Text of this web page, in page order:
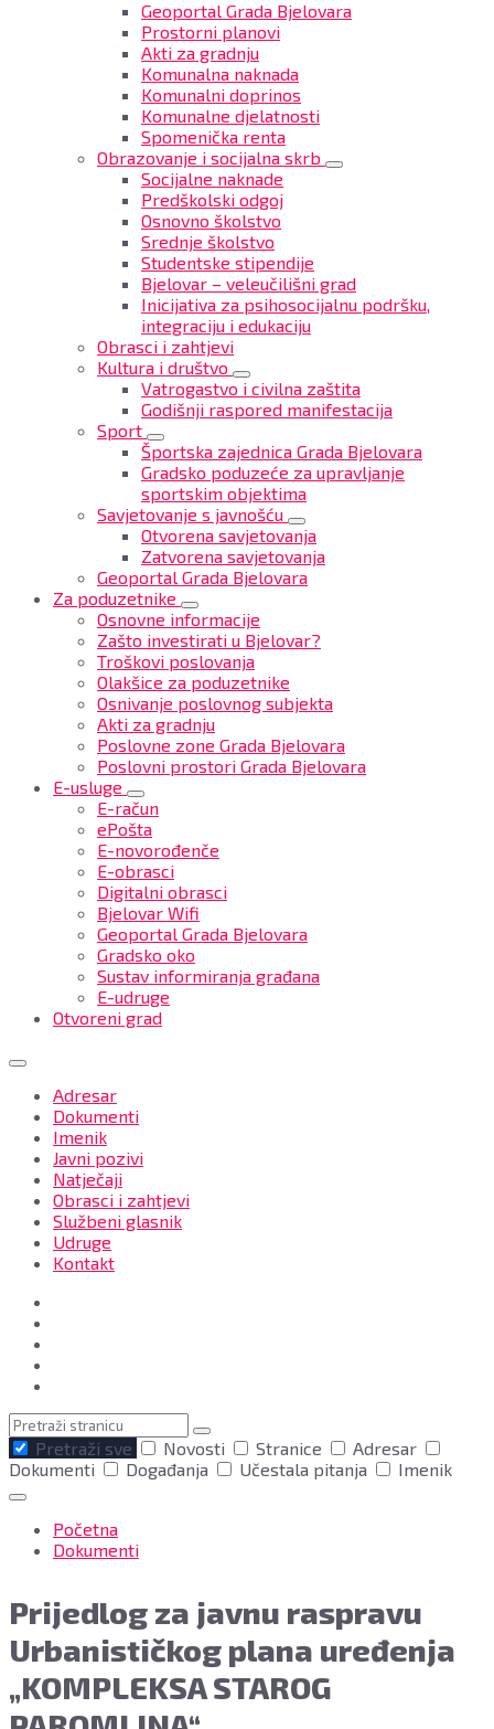
Geoportal Grada Bjelovara
Prostorni planovi
Akti za gradnju
Komunalna naknada
Komunalni doprinos
Komunalne djelatnosti
Spomenička renta
Obrazovanje i socijalna skrb
Socijalne naknade
Predškolski odgoj
Osnovno školstvo
Srednje školstvo
Studentske stipendije
Bjelovar – veleučilišni grad
Inicijativa za psihosocijalnu podršku,
integraciju i edukaciju
Obrasci i zahtjevi
Kultura i društvo
Vatrogastvo i civilna zaštita
Godišnji raspored manifestacija
Sport
Športska zajednica Grada Bjelovara
Gradsko poduzeće za upravljanje
sportskim objektima
Savjetovanje s javnošću
Otvorena savjetovanja
Zatvorena savjetovanja
Geoportal Grada Bjelovara
Za poduzetnike
Osnovne informacije
Zašto investirati u Bjelovar?
Troškovi poslovanja
Olakšice za poduzetnike
Osnivanje poslovnog subjekta
Akti za gradnju
Poslovne zone Grada Bjelovara
Poslovni prostori Grada Bjelovara
E-usluge
E-račun
ePošta
E-novorođenče
E-obrasci
Digitalni obrasci
Bjelovar Wifi
Geoportal Grada Bjelovara
Gradsko oko
Sustav informiranja građana
E-udruge
Otvoreni grad
Adresar
Dokumenti
Imenik
Javni pozivi
Natječaji
Obrasci i zahtjevi
Službeni glasnik
Udruge
Kontakt
Pretraga
Pretraži sve
Novosti Stranice
Adresar
Dokumenti
Događanja Učestala pitanja Imenik
Početna
Dokumenti
Prijedlog za javnu raspravu
Urbanističkog plana uređenja
„KOMPLEKSA STAROG